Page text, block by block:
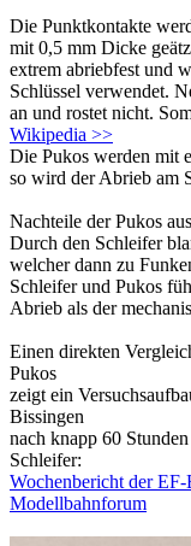
Die Punktkontakte
mit 0,5 mm Dicke
extrem abriebfest und
Schlüssel verwendet.
an und rostet nicht.
Wikipedia >>
Die Pukos werden mit
so wird der Abrieb am
Nachteile der Pukos
Durch den Schleifer
welcher dann zu
Schleifer und Pukos
Abrieb als der
Einen direkten
Pukos
zeigt ein
Bissingen
nach knapp 60
Schleifer:
Wochenbericht der
Modellbahnforum